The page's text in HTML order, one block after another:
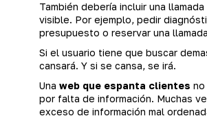
También debería incluir una
visible. Por ejemplo, pedir
presupuesto o reservar una
Si el usuario tiene que buscar
cansará. Y si se cansa, se irá.
Unaweb que espanta clientes no
por falta de información. Muchas
exceso de información mal